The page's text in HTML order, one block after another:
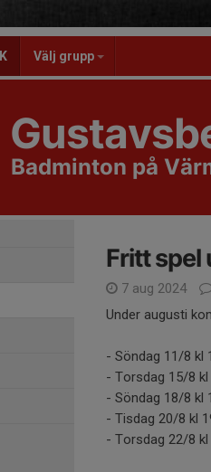
Välj grupp
Badminton på
Fritt spel
7 aug 2024
Under augusti
- Söndag 11/8 kl
- Torsdag 15/8 kl
- Söndag 18/8 kl
- Tisdag 20/8 kl
- Torsdag 22/8 kl